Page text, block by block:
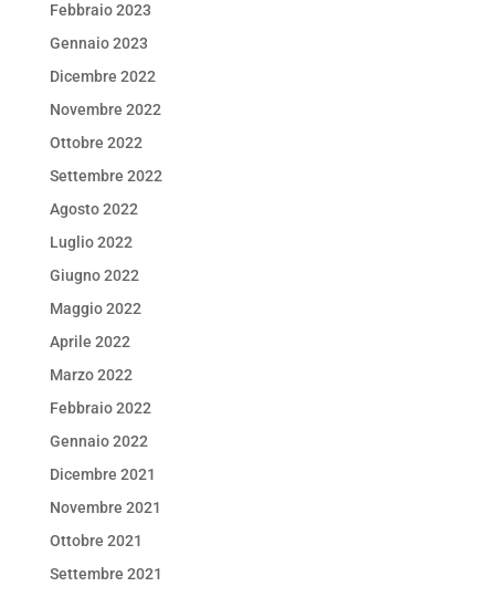
Febbraio 2023
Gennaio 2023
Dicembre 2022
Novembre 2022
Ottobre 2022
Settembre 2022
Agosto 2022
Luglio 2022
Giugno 2022
Maggio 2022
Aprile 2022
Marzo 2022
Febbraio 2022
Gennaio 2022
Dicembre 2021
Novembre 2021
Ottobre 2021
Settembre 2021